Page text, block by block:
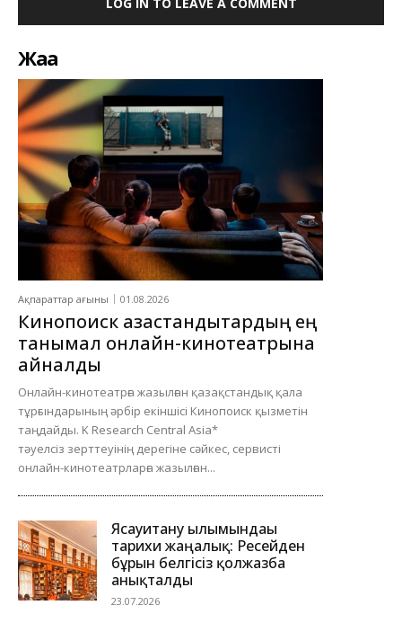
Жаңа
Ақпараттар ағыны 01.08.2026
Кинопоиск қазақстандықтардың ең
танымал онлайн-кинотеатрына
айналды
Онлайн-кинотеатрға жазылған қазақстандық қала
тұрғындарының әрбір екіншісі Кинопоиск қызметін
таңдайды. K Research Central Asia*
тәуелсіз зерттеуінің дерегіне сәйкес, сервисті
онлайн-кинотеатрларға жазылған...
Ясауитану ғылымындағы
тарихи жаңалық: Ресейден
бұрын белгісіз қолжазба
анықталды
23.07.2026